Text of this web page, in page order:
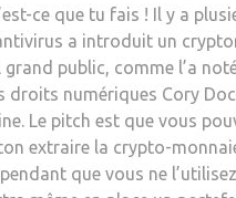
ce que tu fais ! Il y a
a introduit un
public, comme l’a
droits numériques Cory
Le pitch est que vous
extraire la crypto-
que vous ne